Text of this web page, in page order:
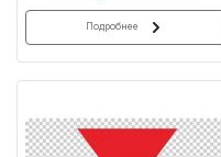
Подробнее